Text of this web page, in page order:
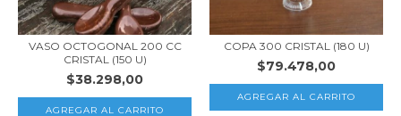
VASO OCTOGONAL 200 CC
CRISTAL (150 U)
$38.298,00
COPA 300 CRISTAL (180 U)
$79.478,00